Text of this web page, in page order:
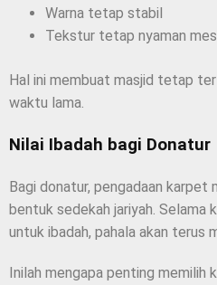
Warna tetap stabil
Tekstur tetap nyaman
Hal ini membuat masjid tetap
waktu lama.
Nilai Ibadah bagi Donatur
Bagi donatur, pengadaan karpet
bentuk sedekah jariyah. Selama
untuk ibadah, pahala akan terus
Inilah mengapa penting memilih